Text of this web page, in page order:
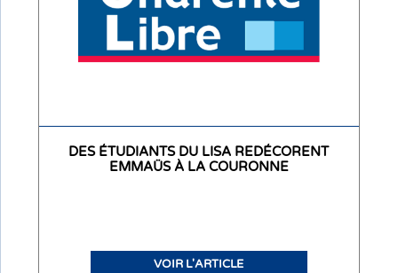
DES ÉTUDIANTS DU LISA REDÉCORENT
EMMAÜS À LA COURONNE
VOIR L'ARTICLE